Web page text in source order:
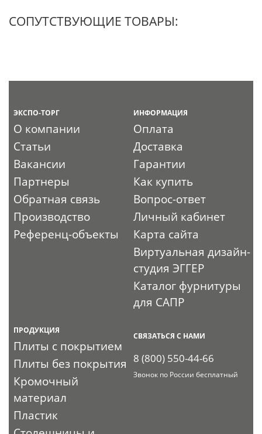
СОПУТСТВУЮЩИЕ ТОВАРЫ:
ЭКСПО-ТОРГ
О компании
Статьи
Вакансии
Партнеры
Обратная связь
Производство
Референц-объекты
ИНФОРМАЦИЯ
Оплата
Доставка
Гарантии
Как купить
Вопрос-ответ
Личный кабинет
Карта сайта
Виртуальная дизайн-
студия ЭГГЕР
Каталог фурнитуры
для САПР
ПРОДУКЦИЯ
Плиты с покрытием
Плиты без покрытия
Кромочный
материал
Пластик
СВЯЗАТЬСЯ С НАМИ
8 (800) 550-44-66
Звонок по России бесплатный